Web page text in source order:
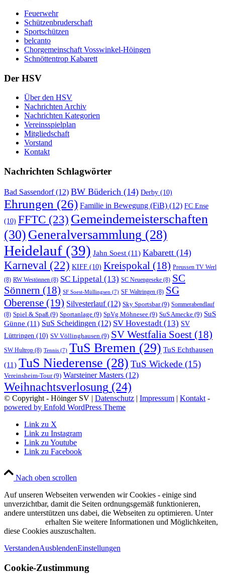
Feuerwehr
Schützenbruderschaft
Sportschützen
belcanto
Chorgemeinschaft Vosswinkel-Höingen
Schnöttentrop Kabarett
Der HSV
Über den HSV
Nachrichten Archiv
Nachrichten Kategorien
Vereinsspielplan
Mitgliedschaft
Vorstand
Kontakt
Nachrichten Schlagwörter
Bad Sassendorf(12) BW Büderich (14) Derby (10)
Ehrungen (26) Familie in Bewegung (FiB) (12) FC Ense
(10) FFTC (23) Gemeindemeisterschaften
(30) Generalversammlung (28)
Heidelauf (39) Jahn Soest (11) Kabarett (14)
Karneval (22) KIFF (10) Kreispokal (18) Preussen TV Werl
(8) RW Westönnen (8) SC Lippetal (13) SC Neuengeseke (8) SC
Sönnern (18) SF Soest-Müllingsen (7) SF Waltringen (8) SG
Oberense (19) Silvesterlauf(12) Sky Sportsbar(9) Sommerabendlauf
(8) Spiel & Spaß (9) Sportanlage (9) SpVg Möhnesee (9) SuS Amecke (9) SuS
Günne (11) SuS Scheidingen (12) SV Hovestadt (13) SV
Lüttringen (10) SV Völlinghausen (9) SV Westfalia Soest (18)
SW Hultrop (8) Tennis (7) TuS Bremen (29) TuS Echthausen
(11) TuS Niederense (28) TuS Wickede (15)
Vereinsheim-Tour(9) Warsteiner Masters (12)
Weihnachtsverlosung (24)
© Copyright - Höinger SV | Datenschutz | Impressum | Kontakt -
powered by Enfold WordPress Theme
Link zu X
Link zu Instagram
Link zu Youtube
Link zu Facebook
Nach oben scrollen
Auf unseren Webseiten verwenden wir Cookies - einige sind
unverzichtbar, damit die Seiten ordnungsgemäß funktionieren,
andere unterstützen uns dabei, die Webseiten zu optimieren. Unter
erhalten Sie weitere Informationen und Möglichkeiten,
diese Cookies auszuschalten.
VerstandenAusblendenEinstellungen
Cookie-Zustimmung